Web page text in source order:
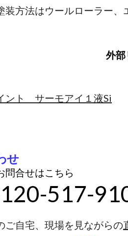
装方法はウールローラー、
外部
ント サーモアイ１液Si
せ
問合せはこちら
517-
ご自宅、現場を見ながらの